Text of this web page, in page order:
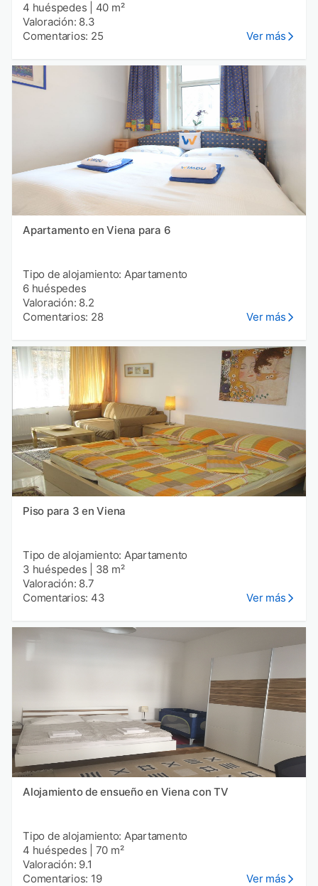
4 huéspedes
40 m²
Valoración: 8.3
Comentarios: 25
Ver más
Apartamento en Viena para 6
Tipo de alojamiento: Apartamento
6 huéspedes
Valoración: 8.2
Comentarios: 28
Ver más
Piso para 3 en Viena
Tipo de alojamiento: Apartamento
3 huéspedes
38 m²
Valoración: 8.7
Comentarios: 43
Ver más
Alojamiento de ensueño en Viena con TV
Tipo de alojamiento: Apartamento
4 huéspedes
70 m²
Valoración: 9.1
Comentarios: 19
Ver más